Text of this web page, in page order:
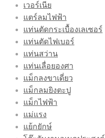
เวอร์เนีย
แตร์ลมไฟฟ้า
แท่นตัดกระเบื้องเลเซอร์
แท่นตัดไฟเบอร์
แท่นสว่าน
แท่นเลื่อยองศา
แม็กลงขาเดี่ยว
แม็กลมยิงตะปู
แม็กไฟฟ้า
แม่แรง
แย้กยักษ์